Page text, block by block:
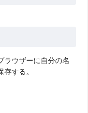
ラウザーに自分の名
する。